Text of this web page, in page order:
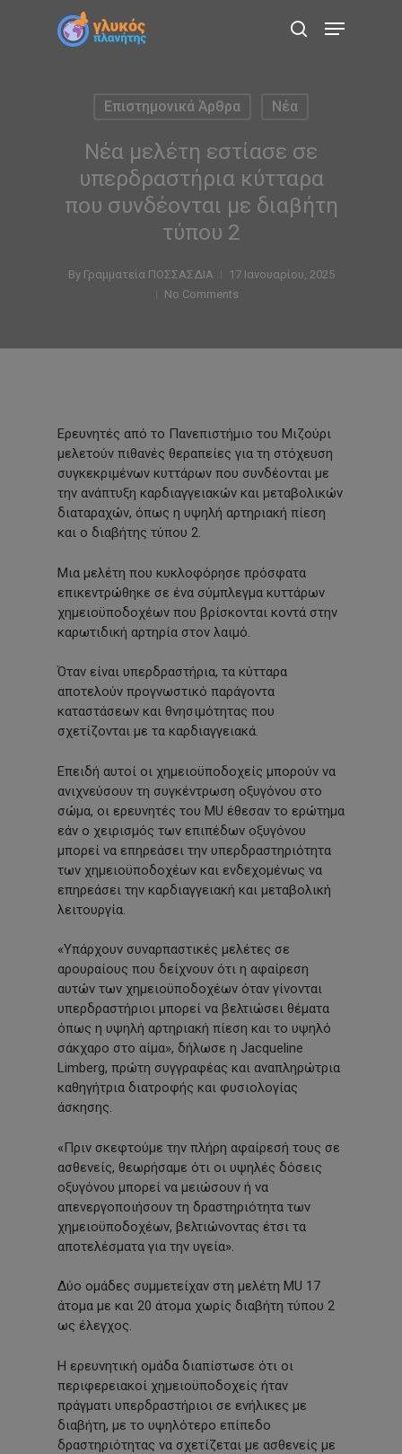
search
Menu
Επιστημονικά Άρθρα Νέα
Νέα μελέτη εστίασε σε
υπερδραστήρια κύτταρα
που συνδέονται με διαβήτη
τύπου 2
By Γραμματεία ΠΟΣΣΑΣΔΙΑ
17 Ιανουαρίου, 2025
No Comments
Ερευνητές από το Πανεπιστήμιο του Μιζούρι
μελετούν πιθανές θεραπείες για τη στόχευση
συγκεκριμένων κυττάρων που συνδέονται με
την ανάπτυξη καρδιαγγειακών και μεταβολικών
διαταραχών, όπως η υψηλή αρτηριακή πίεση
και ο διαβήτης τύπου 2.
Μια μελέτη που κυκλοφόρησε πρόσφατα
επικεντρώθηκε σε ένα σύμπλεγμα κυττάρων
χημειοϋποδοχέων που βρίσκονται κοντά στην
καρωτιδική αρτηρία στον λαιμό.
Όταν είναι υπερδραστήρια, τα κύτταρα
αποτελούν προγνωστικό παράγοντα
καταστάσεων και θνησιμότητας που
σχετίζονται με τα καρδιαγγειακά.
Επειδή αυτοί οι χημειοϋποδοχείς μπορούν να
ανιχνεύσουν τη συγκέντρωση οξυγόνου στο
σώμα, οι ερευνητές του MU έθεσαν το ερώτημα
εάν ο χειρισμός των επιπέδων οξυγόνου
μπορεί να επηρεάσει την υπερδραστηριότητα
των χημειοϋποδοχέων και ενδεχομένως να
επηρεάσει την καρδιαγγειακή και μεταβολική
λειτουργία.
«Υπάρχουν συναρπαστικές μελέτες σε
αρουραίους που δείχνουν ότι η αφαίρεση
αυτών των χημειοϋποδοχέων όταν γίνονται
υπερδραστήριοι μπορεί να βελτιώσει θέματα
όπως η υψηλή αρτηριακή πίεση και το υψηλό
σάκχαρο στο αίμα», δήλωσε η Jacqueline
Limberg, πρώτη συγγραφέας και αναπληρώτρια
καθηγήτρια διατροφής και φυσιολογίας
άσκησης.
«Πριν σκεφτούμε την πλήρη αφαίρεσή τους σε
ασθενείς, θεωρήσαμε ότι οι υψηλές δόσεις
οξυγόνου μπορεί να μειώσουν ή να
απενεργοποιήσουν τη δραστηριότητα των
χημειοϋποδοχέων, βελτιώνοντας έτσι τα
αποτελέσματα για την υγεία».
Δύο ομάδες συμμετείχαν στη μελέτη MU 17
άτομα με και 20 άτομα χωρίς διαβήτη τύπου 2
ως έλεγχος.
Η ερευνητική ομάδα διαπίστωσε ότι οι
περιφερειακοί χημειοϋποδοχείς ήταν
πράγματι υπερδραστήριοι σε ενήλικες με
διαβήτη, με το υψηλότερο επίπεδο
δραστηριότητας να σχετίζεται με ασθενείς με